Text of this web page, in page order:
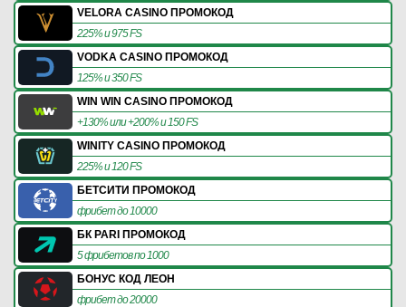
VELORA CASINO ПРОМОКОД
225% и 975 FS
VODKA CASINO ПРОМОКОД
125% и 350 FS
WIN WIN CASINO ПРОМОКОД
+130% или +200% и 150 FS
WINITY CASINO ПРОМОКОД
225% и 120 FS
БЕТСИТИ ПРОМОКОД
фрибет до 10000
БК PARI ПРОМОКОД
5 фрибетов по 1000
БОНУС КОД ЛЕОН
фрибет до 20000